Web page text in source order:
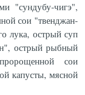
"сундубу-чигэ",
сои "твенджан-
лука, острый суп
острый рыбный
сои
капусты, мясной